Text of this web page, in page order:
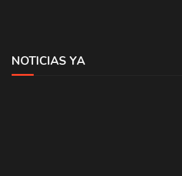
NOTICIAS YA